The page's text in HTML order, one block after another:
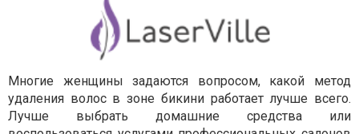
Многие женщины задаются вопросом, какой метод
удаления волос в зоне бикини работает лучше всего.
Лучше выбрать домашние средства или